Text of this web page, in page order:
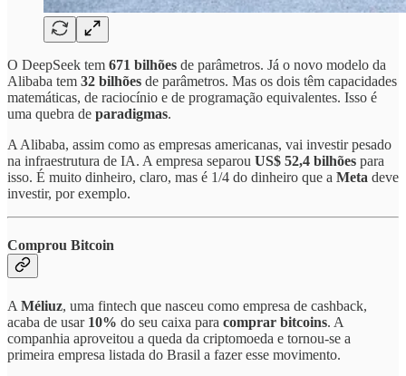
O DeepSeek tem 671 bilhões de parâmetros. Já o novo modelo da
Alibaba tem 32 bilhões de parâmetros. Mas os dois têm capacidades
matemáticas, de raciocínio e de programação equivalentes. Isso é
uma quebra de paradigmas.
A Alibaba, assim como as empresas americanas, vai investir pesado
na infraestrutura de IA. A empresa separou US$ 52,4 bilhões para
isso. É muito dinheiro, claro, mas é 1/4 do dinheiro que a Meta deve
investir, por exemplo.
Comprou Bitcoin
A Méliuz, uma fintech que nasceu como empresa de cashback,
acaba de usar 10% do seu caixa para comprar bitcoins. A
companhia aproveitou a queda da criptomoeda e tornou-se a
primeira empresa listada do Brasil a fazer esse movimento.